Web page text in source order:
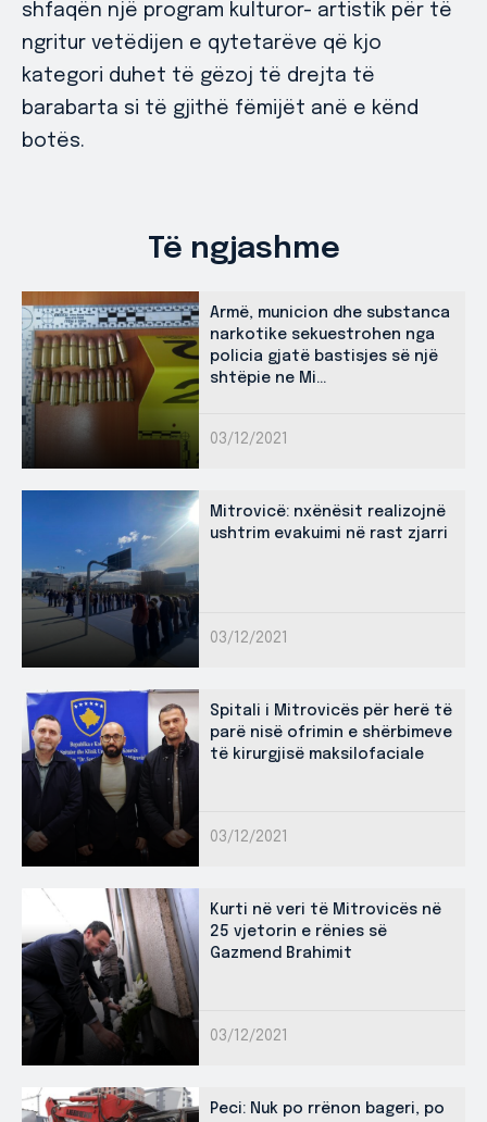
shfaqën një program kulturor- artistik për të
ngritur vetëdijen e qytetarëve që kjo
kategori duhet të gëzoj të drejta të
barabarta si të gjithë fëmijët anë e kënd
botës.
Të ngjashme
Armë, municion dhe substanca
narkotike sekuestrohen nga
policia gjatë bastisjes së një
shtëpie ne Mi...
03/12/2021
Mitrovicë: nxënësit realizojnë
ushtrim evakuimi në rast zjarri
03/12/2021
Spitali i Mitrovicës për herë të
parë nisë ofrimin e shërbimeve
të kirurgjisë maksilofaciale
03/12/2021
Kurti në veri të Mitrovicës në
25 vjetorin e rënies së
Gazmend Brahimit
03/12/2021
Peci: Nuk po rrënon bageri, po